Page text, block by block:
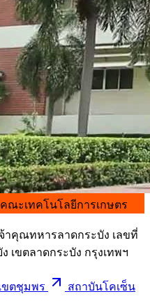
คณะเทคโนโลยีการเกษตร
าคุณทหารลาดกระบัง เลขที่
เขตลาดกระบัง กรุงเทพฯ
ขตชุมพร
สถาบันโคเซ็น